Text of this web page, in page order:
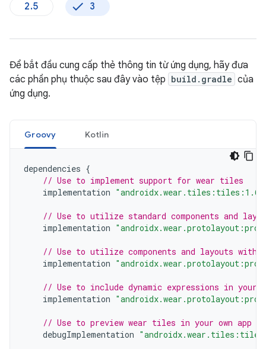
2.5 3
Để bắt đầu cung cấp thẻ thông tin từ ứng dụng, hãy đưa
các phần phụ thuộc sau đây vào tệp build.gradle của
ứng dụng.
Groovy Kotlin
dependencies {
// Use to implement support for wear tiles
implementation
// Use to utilize standard components and
implementation
// Use to utilize components and layouts
implementation
// Use to include dynamic expressions in your
implementation
// Use to preview wear tiles in your own app
debugImplementation